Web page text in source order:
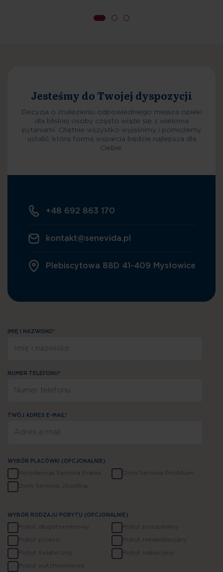
Jesteśmy do Twojej dyspozycji
Decyzja o znalezieniu odpowiedniego miejsca opieki
dla bliskiej osoby często wiąże się z wieloma
pytaniami. Chętnie wszystko wyjaśnimy i pomożemy
ustalić, która forma wsparcia będzie najlepsza dla
Ciebie.
+48 692 863 170
kontakt@senevida.pl
Plebiscytowa 88D 41-409 Mysłowice
IMIĘ I NAZWISKO*
NUMER TELEFONU*
TWÓJ ADRES E-MAIL*
WYBÓR PLACÓWKI (OPCJONALNIE)
Rezydencja Seniora Erania Dom Seniora ProAltum
Dom Seniora Józefina
WYBÓR RODZAJU POBYTU (OPCJONALNIE)
Pobyt długoterminowy Pobyt poszpitalny
Pobyt próbny Pobyt rehabilitacyjny
Pobyt świąteczny Pobyt wakacyjny
Pobyt wytchnieniowy